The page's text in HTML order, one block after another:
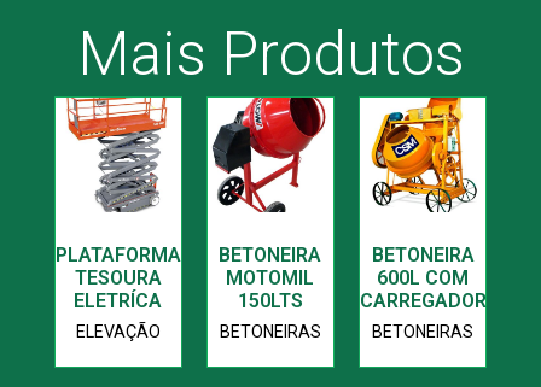
Mais Produtos
PLATAFORMA
TESOURA
ELETRÍCA
ELEVAÇÃO
BETONEIRA
MOTOMIL
150LTS
BETONEIRAS
BETONEIRA
600L COM
CARREGADOR
BETONEIRAS